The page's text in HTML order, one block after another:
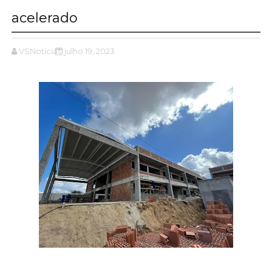
acelerado
VSNotícias julho 19, 2023